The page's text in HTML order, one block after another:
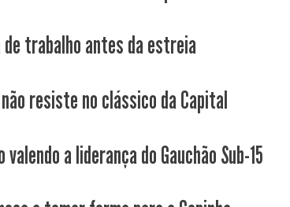
de trabalho antes da estreia
resiste no clássico da Capital
a liderança do Gauchão Sub-15